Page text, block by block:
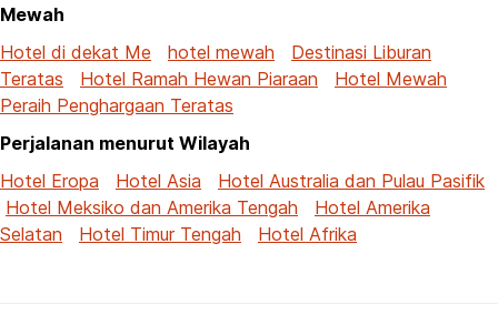
Mewah
Hotel di dekat Me
hotel mewah
Destinasi Liburan
Teratas
Hotel Ramah Hewan Piaraan
Hotel Mewah
Peraih Penghargaan Teratas
Perjalanan menurut Wilayah
Hotel Eropa
Hotel Asia
Hotel Australia dan Pulau Pasifik
Hotel Meksiko dan Amerika Tengah
Hotel Amerika
Selatan
Hotel Timur Tengah Hotel Afrika